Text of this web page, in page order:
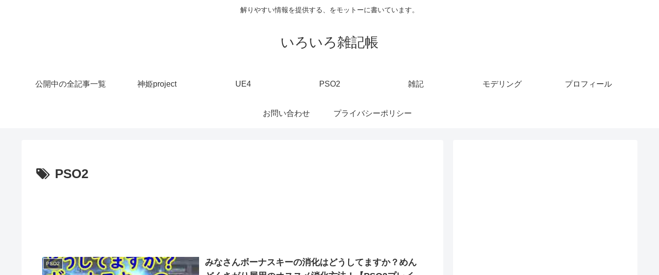
解りやすい情報を提供する、をモットーに書いています。
いろいろ雑記帳
公開中の全記事一覧 神姫project UE4 PSO2 雑記 モデリング プロフィール
お問い合わせ プライバシーポリシー
PSO2
PSO2
みなさんボーナスキーの消化はどうしてますか？めん